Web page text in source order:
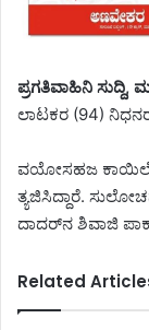
ಪ್ರಗತಿವಾಹಿನಿ ಸುದ್ದಿ,
ಲಾಟಕರ (94)
ವಯೋಸಹಜ
ತ್ಯಜಿಸಿದ್ದಾರೆ.
ದಾದರ್‌ನ ಶಿವಾಜಿ
Related